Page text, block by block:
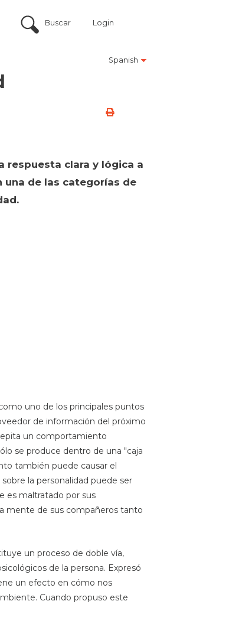
Buscar Login
Spanish
respuesta clara y lógica a
una de las categorías de
uno de los principales puntos
de información del próximo
un comportamiento
se produce dentro de una "caja
también puede causar el
la personalidad puede ser
es maltratado por sus
mente de sus compañeros tanto
un proceso de doble vía,
de la persona. Expresó
un efecto en cómo nos
Cuando propuso este